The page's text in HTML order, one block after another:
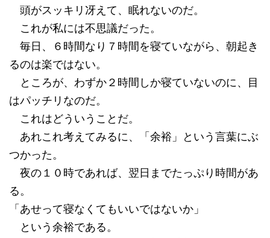
頭がスッキリ冴えて、眠れないのだ。
これが私には不思議だった。
毎日、６時間なり７時間を寝ていながら、朝起き
るのは楽ではない。
ところが、わずか２時間しか寝ていないのに、目
はパッチリなのだ。
これはどういうことだ。
あれこれ考えてみるに、「余裕」という言葉にぶ
つかった。
夜の１０時であれば、翌日までたっぷり時間があ
る。
「あせって寝なくてもいいではないか」
という余裕である。